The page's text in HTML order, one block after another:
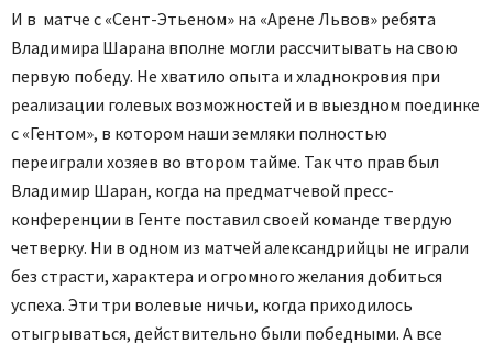
И в матче с «Сент-Этьеном» на «Арене Львов» ребята
Владимира Шарана вполне могли рассчитывать на свою
первую победу. Не хватило опыта и хладнокровия при
реализации голевых возможностей и в выездном поединке
с «Гентом», в котором наши земляки полностью
переиграли хозяев во втором тайме. Так что прав был
Владимир Шаран, когда на предматчевой пресс-
конференции в Генте поставил своей команде твердую
четверку. Ни в одном из матчей александрийцы не играли
без страсти, характера и огромного желания добиться
успеха. Эти три волевые ничьи, когда приходилось
отыгрываться, действительно были победными. А все